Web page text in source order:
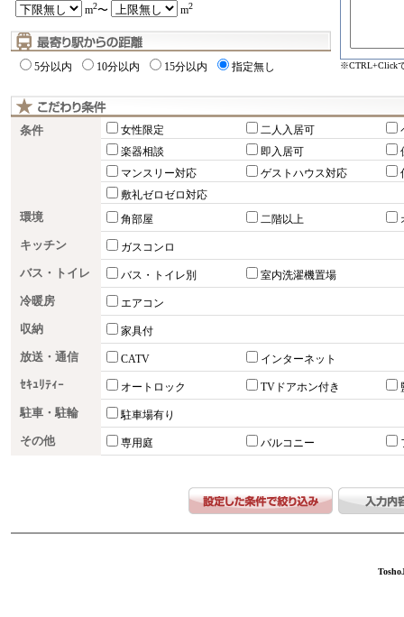
m2〜 m2
5分以内 10分以内 15分以内 指定無し ※CTRL+Click
条件 女性限定 二人入居可
楽器相談
即入居可
マンスリー対応
ゲストハウス対応
敷礼ゼロゼロ対応
環境 角部屋 二階以上
キッチン ガスコンロ
バス・トイレ バス・トイレ別 室内洗濯機置場
冷暖房 エアコン
収納 家具付
放送・通信 CATV インターネット
ｾｷｭﾘﾃｨｰ オートロック TVドアホン付き
駐車・駐輪 駐車場有り
その他 専用庭 バルコニー